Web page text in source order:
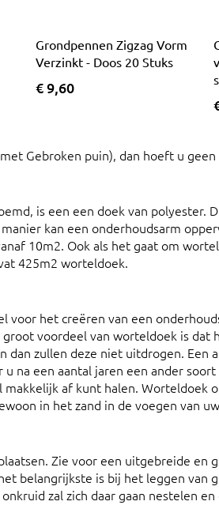
Grondpennen Zigzag Vorm
Verzinkt - Doos 20 Stuks
€ 9,60
Gebroken puin), dan hoeft u
is een een doek van polyester.
kan een onderhoudsarm
10m2. Ook als het gaat om
425m2 worteldoek.
het creëren van een
voordeel van worteldoek is dat
zullen deze niet uitdrogen. Een
na een aantal jaren een ander
af kunt halen. Worteldoek
in het zand in de voegen van
Zie voor een uitgebreide en
belangrijkste is bij het leggen van
zal zich daar gaan nestelen